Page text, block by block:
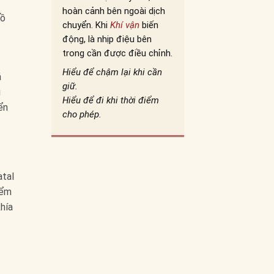
hoàn cảnh bên ngoài dịch
chuyển. Khi Khí vậnbiến
động, là nhịp điệu bên
trong cần được điều chỉnh.
Hiểu để chậm lại khi cần
giữ.
Hiểu để đi khi thời điểm
cho phép.